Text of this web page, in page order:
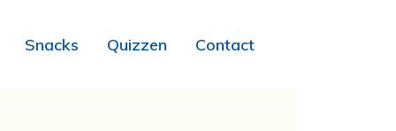
Snacks Quizzen Contact